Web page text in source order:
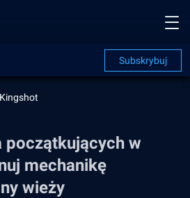
Subskrybuj
Kingshot
początkujących w
mechanikę
wieży